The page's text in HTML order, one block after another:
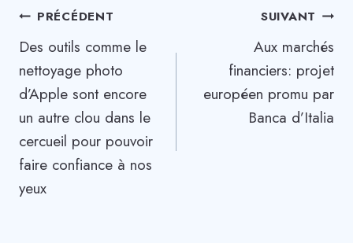
Navigation
de
l’article
PRÉCÉDENT
Des outils comme le
nettoyage photo
d’Apple sont encore
un autre clou dans le
cercueil pour pouvoir
faire confiance à nos
yeux
SUIVANT
Aux marchés
financiers: projet
européen promu par
Banca d’Italia